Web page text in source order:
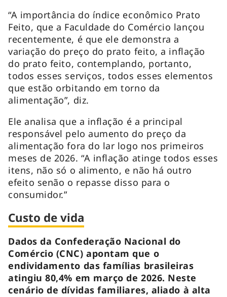
“A importância do índice econômico Prato
Feito, que a Faculdade do Comércio lançou
recentemente, é que ele demonstra a
variação do preço do prato feito, a inflação
do prato feito, contemplando, portanto,
todos esses serviços, todos esses elementos
que estão orbitando em torno da
alimentação”, diz.
Ele analisa que a inflação é a principal
responsável pelo aumento do preço da
alimentação fora do lar logo nos primeiros
meses de 2026. “A inflação atinge todos esses
itens, não só o alimento, e não há outro
efeito senão o repasse disso para o
consumidor.”
Custo de vida
Dados da Confederação Nacional do
Comércio (CNC) apontam que o
endividamento das famílias brasileiras
atingiu 80,4% em março de 2026. Neste
cenário de dívidas familiares, aliado à alta